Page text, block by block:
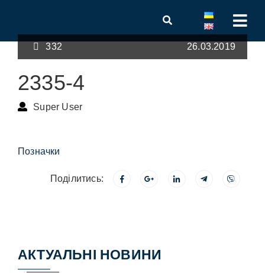
332 26.03.2019
2335-4
Super User
Позначки
Поділитись:
АКТУАЛЬНІ НОВИНИ